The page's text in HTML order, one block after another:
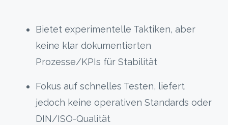
Bietet experimentelle Taktiken, aber
keine klar dokumentierten
Prozesse/KPIs für Stabilität
Fokus auf schnelles Testen, liefert
jedoch keine operativen Standards oder
DIN/ISO-Qualität